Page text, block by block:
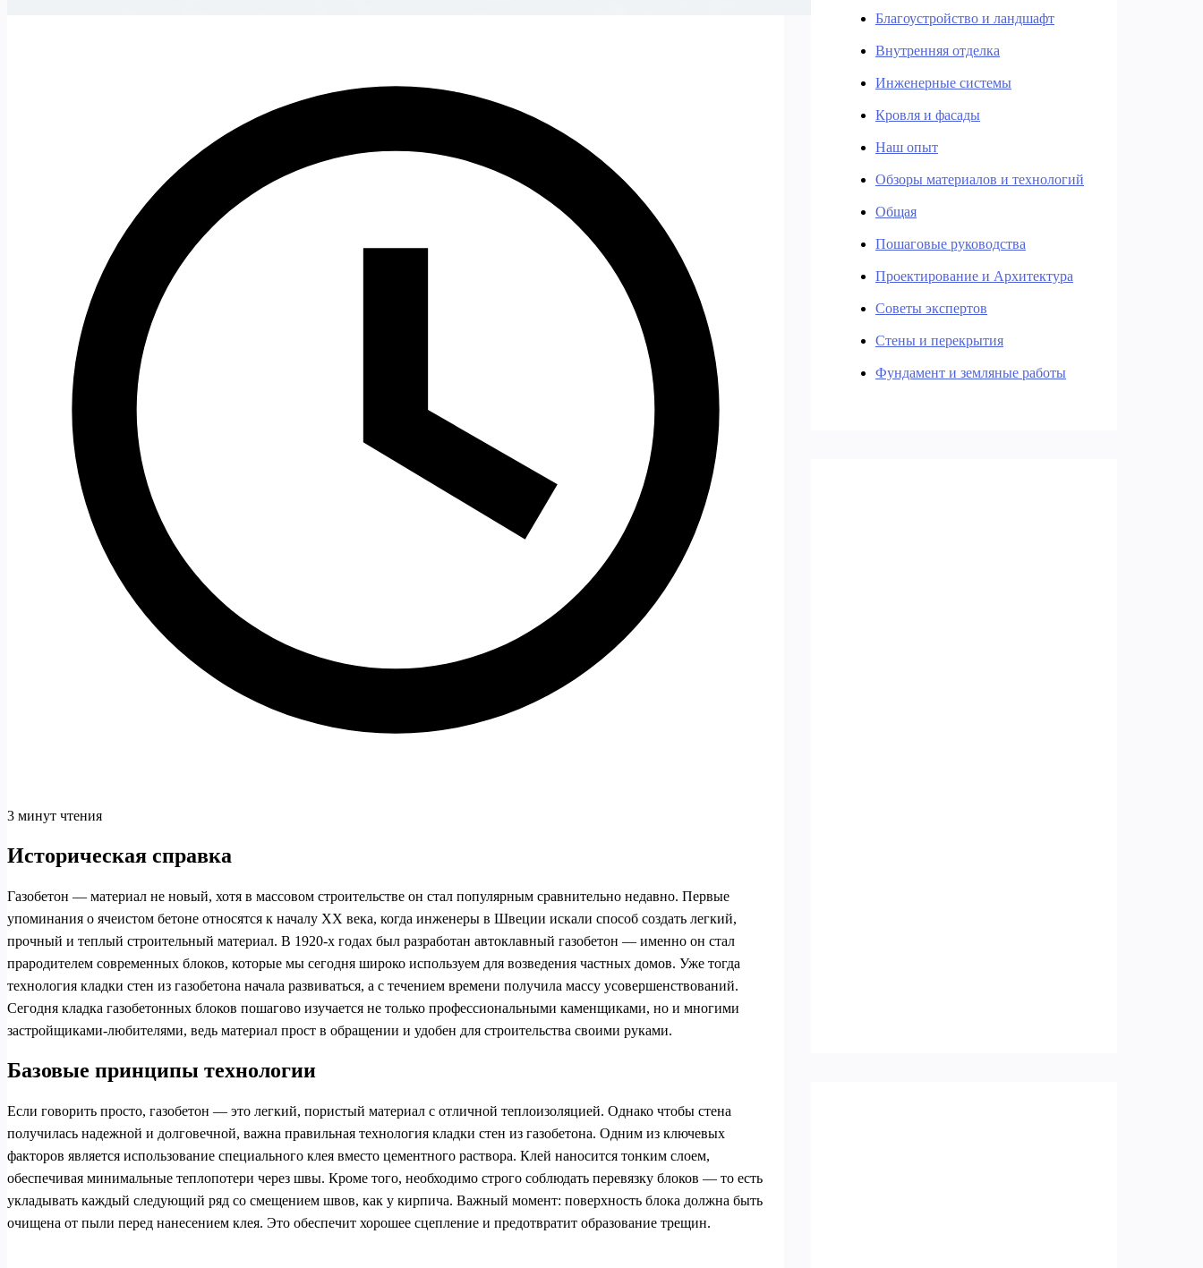
3 минут чтения
Историческая справка
Газобетон — материал не новый, хотя в массовом строительстве он стал популярным сравнительно недавно. Первые
упоминания о ячеистом бетоне относятся к началу XX века, когда инженеры в Швеции искали способ создать легкий,
прочный и теплый строительный материал. В 1920-х годах был разработан автоклавный газобетон — именно он стал
прародителем современных блоков, которые мы сегодня широко используем для возведения частных домов. Уже тогда
технология кладки стен из газобетона начала развиваться, а с течением времени получила массу усовершенствований.
Сегодня кладка газобетонных блоков пошагово изучается не только профессиональными каменщиками, но и многими
застройщиками-любителями, ведь материал прост в обращении и удобен для строительства своими руками.
Базовые принципы технологии
Если говорить просто, газобетон — это легкий, пористый материал с отличной теплоизоляцией. Однако чтобы стена
получилась надежной и долговечной, важна правильная технология кладки стен из газобетона. Одним из ключевых
факторов является использование специального клея вместо цементного раствора. Клей наносится тонким слоем,
обеспечивая минимальные теплопотери через швы. Кроме того, необходимо строго соблюдать перевязку блоков — то есть
укладывать каждый следующий ряд со смещением швов, как у кирпича. Важный момент: поверхность блока должна быть
очищена от пыли перед нанесением клея. Это обеспечит хорошее сцепление и предотвратит образование трещин.
Благоустройство и ландшафт
Внутренняя отделка
Инженерные системы
Кровля и фасады
Наш опыт
Обзоры материалов и технологий
Общая
Пошаговые руководства
Проектирование и Архитектура
Советы экспертов
Стены и перекрытия
Фундамент и земляные работы